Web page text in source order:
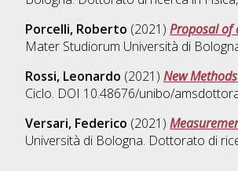
Porcelli, Roberto (2021) Proposal of
Mater Studiorum Università di
Rossi, Leonardo (2021) New
Ciclo. DOI 10.48676/unibo/
Versari, Federico (2021)
Università di Bologna. Dottorato di